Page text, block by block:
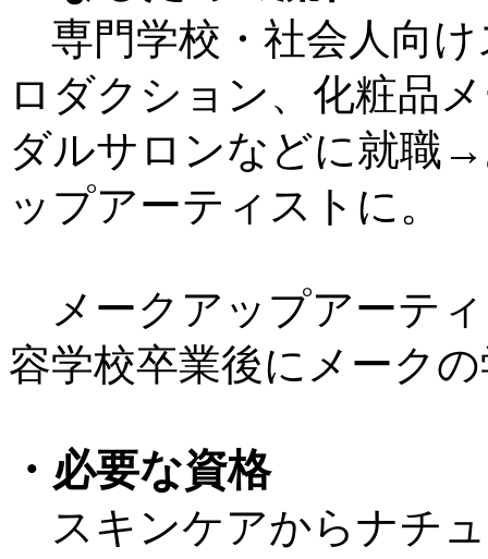
専門学校・社会人向
ロダクション、化粧品
ダルサロンなどに就職
ップアーティストに。
メークアップアーテ
容学校卒業後にメーク
・必要な資格
スキンケアからナチ